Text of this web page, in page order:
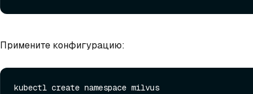
Примените конфигурацию:
kubectl create namespace milvus